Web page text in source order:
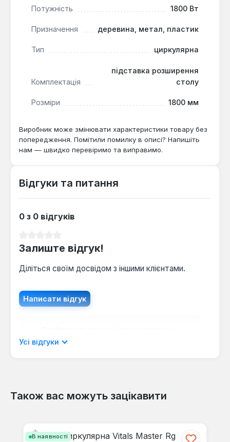
Циркулярний верстат DWT TKS18-255 K є
універсальним інструментом, який знайде
домашніх майстрів, так і в невеликих
характеристики точності та продуктивності
роблять його придатним для широкого спектру
Потужність 1800 Вт
Призначення деревина, метал, пластик
Тип циркулярна
Комплектація
підставка розширення
столу
Розміри 1800 мм
Виробник може змінювати характеристики товару без
попередження. Помітили помилку в описі? Напишіть
нам — швидко перевіримо та виправимо.
Відгуки та питання
0 з 0 відгуків
Залиште відгук!
Діліться своїм досвідом з іншими клієнтами.
Написати відгук
мовою.
Відгуків не знайдено. Поділіться
Усі відгуки
Також вас можуть зацікавити
В наявності